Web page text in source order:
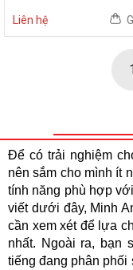
Liên hệ
Để có trải nghiệm
nên sắm cho mình ít
tính năng phù hợp
viết dưới đây, Minh
cần xem xét để lựa
nhất. Ngoài ra, bạn
tiếng đang phân phối